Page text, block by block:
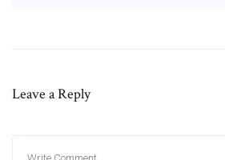
Leave a Reply